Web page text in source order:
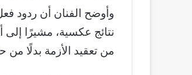
وأوضح الفنان أن ردود
نتائج عكسية، مشيرًا
من تعقيد الأزمة بدلًا من